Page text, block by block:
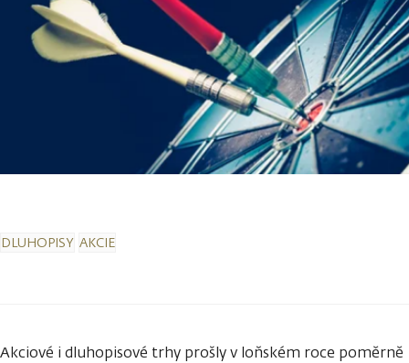
DLUHOPISY AKCIE
Akciové i dluhopisové trhy prošly v loňském roce poměrně